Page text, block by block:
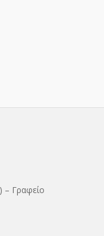
– Γραφείο